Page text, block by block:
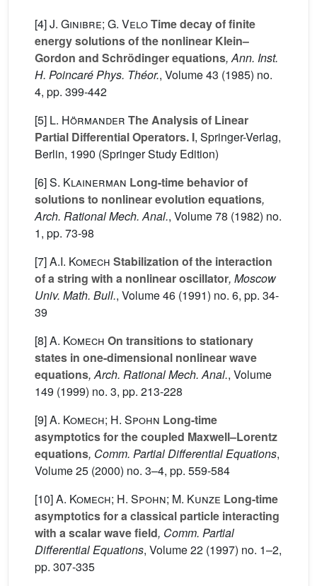
[4]J. Ginibre; G. VeloTime decay of finite
energy solutions of the nonlinear Klein–
Gordon and Schrödinger equations, Ann. Inst.
H. Poincaré Phys. Théor., Volume 43 (1985) no.
4, pp. 399-442
[5] L. Hörmander The Analysis of Linear
Partial Differential Operators. I, Springer-Verlag,
Berlin, 1990 (Springer Study Edition)
[6]S. Klainerman Long-time behavior of
solutions to nonlinear evolution equations,
Arch. Rational Mech. Anal., Volume 78 (1982) no.
1, pp. 73-98
[7]A.I. Komech Stabilization of the interaction
of a string with a nonlinear oscillator, Moscow
Univ. Math. Bull., Volume 46 (1991) no. 6, pp. 34-
39
[8]A. Komech On transitions to stationary
states in one-dimensional nonlinear wave
equations, Arch. Rational Mech. Anal., Volume
149 (1999) no. 3, pp. 213-228
[9]A. Komech; H. Spohn Long-time
asymptotics for the coupled Maxwell–Lorentz
equations, Comm. Partial Differential Equations,
Volume 25 (2000) no. 3–4, pp. 559-584
[10]A. Komech; H. Spohn; M. Kunze Long-time
asymptotics for a classical particle interacting
with a scalar wave field, Comm. Partial
Differential Equations, Volume 22 (1997) no. 1–2,
pp. 307-335